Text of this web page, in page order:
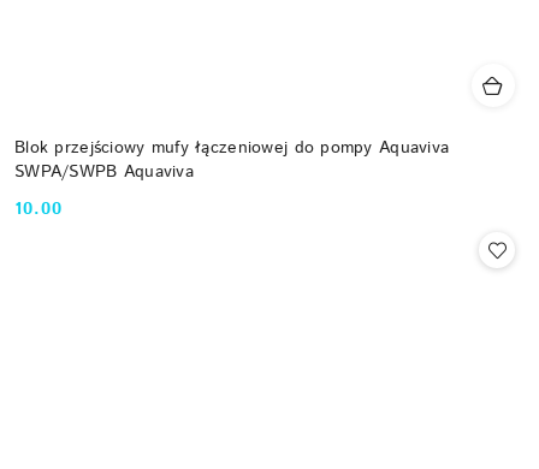
Blok przejściowy mufy łączeniowej do pompy Aquaviva
SWPA/SWPB Aquaviva
Cena:
10.00